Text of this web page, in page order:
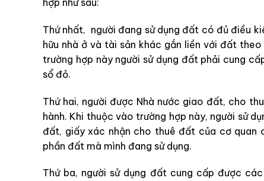
Thứ nhất, người đang sử dụng đất có đủ điều
hữu nhà ở và tài sản khác gắn liền với đất
trường hợp này người sử dụng đất phải cung
sổ đỏ.
Thứ hai, người được Nhà nước giao đất, cho
hành. Khi thuộc vào trường hợp này, người sử
đất, giấy xác nhận cho thuê đất của cơ quan
phần đất mà mình đang sử dụng.
Thứ ba, người sử dụng đất cung cấp được